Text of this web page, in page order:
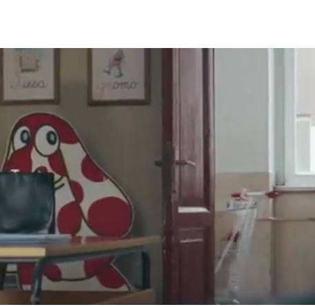
Perez, Samsung Ads: «L'Italia è un
mercato strategico e continuerà a
crescere»
startup
"spreco di